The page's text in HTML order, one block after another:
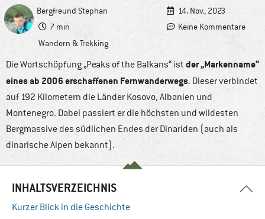
Bergfreund Stephan
14. Nov., 2023
7 min
Keine Kommentare
Wandern & Trekking
Die Wortschöpfung „Peaks of the Balkans“ ist der „Markenname“
eines ab 2006 erschaffenen Fernwanderwegs. Dieser verbindet
auf 192 Kilometern die Länder Kosovo, Albanien und
Montenegro. Dabei passiert er die höchsten und wildesten
Bergmassive des südlichen Endes der Dinariden (auch als
dinarische Alpen bekannt).
INHALTSVERZEICHNIS
Kurzer Blick in die Geschichte